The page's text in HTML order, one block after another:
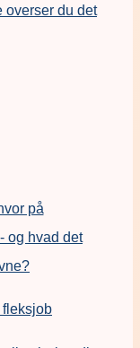
overser du det
på
og hvad det
fleksjob